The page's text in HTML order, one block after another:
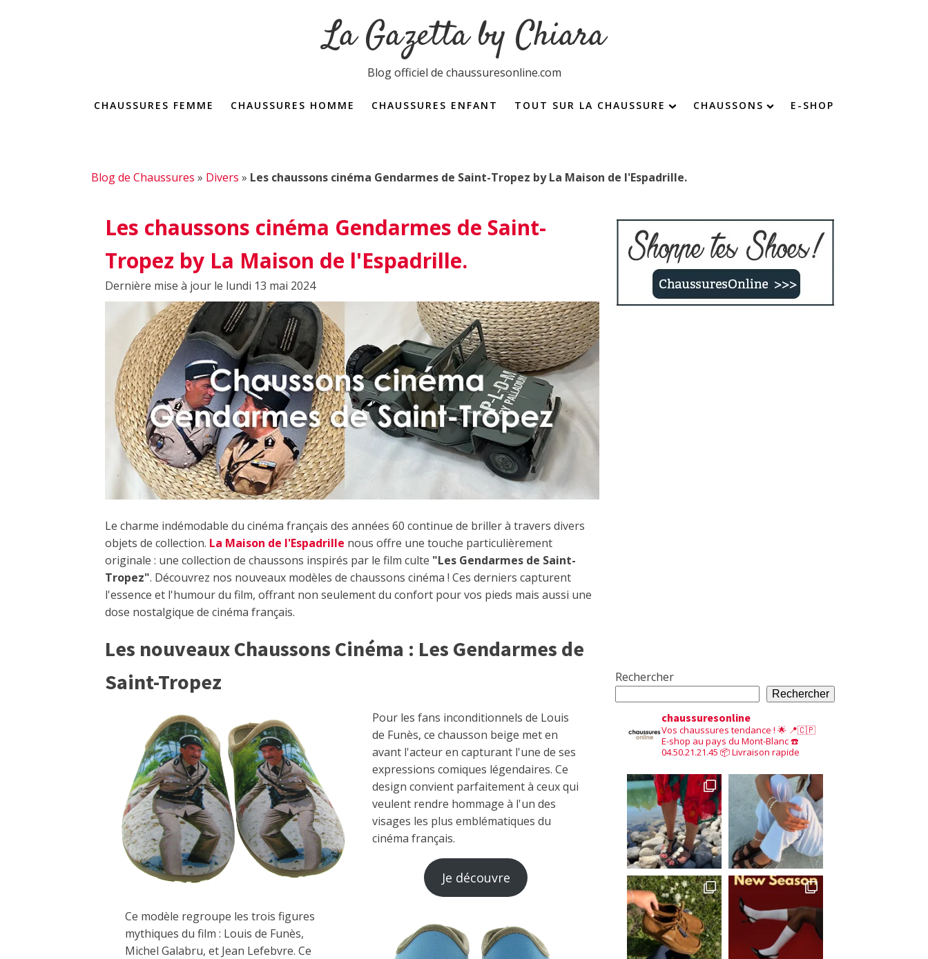
La Gazetta by Chiara
Blog officiel de chaussuresonline.com
CHAUSSURES FEMME CHAUSSURES HOMME CHAUSSURES ENFANT TOUT SUR LA CHAUSSURE CHAUSSONS E-SHOP
Blog de Chaussures » Divers » Les chaussons cinéma Gendarmes de Saint-Tropez by La Maison de l'Espadrille.
Les chaussons cinéma Gendarmes de Saint-
Tropez by La Maison de l'Espadrille.
Dernière mise à jour le lundi 13 mai 2024
Le charme indémodable du cinéma français des années 60 continue de briller à travers divers
objets de collection. La Maison de l'Espadrille nous offre une touche particulièrement
originale : une collection de chaussons inspirés par le film culte "Les Gendarmes de Saint-
Tropez". Découvrez nos nouveaux modèles de chaussons cinéma ! Ces derniers capturent
l'essence et l'humour du film, offrant non seulement du confort pour vos pieds mais aussi une
dose nostalgique de cinéma français.
Les nouveaux Chaussons Cinéma : Les Gendarmes de
Saint-Tropez
Pour les fans inconditionnels de Louis
de Funès, ce chausson beige met en
avant l'acteur en capturant l'une de ses
expressions comiques légendaires. Ce
design convient parfaitement à ceux qui
veulent rendre hommage à l'un des
visages les plus emblématiques du
cinéma français.
Je découvre
Ce modèle regroupe les trois figures
mythiques du film : Louis de Funès,
Michel Galabru, et Jean Lefebvre. Ce
Rechercher
Rechercher
chaussuresonline
Vos chaussures tendance ! 🌟 📍🇨🇵
E-shop au pays du Mont-Blanc☎️
04.50.21.21.45 📦 Livraison rapide